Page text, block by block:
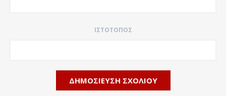
ΙΣΤΌΤΟΠΟΣ